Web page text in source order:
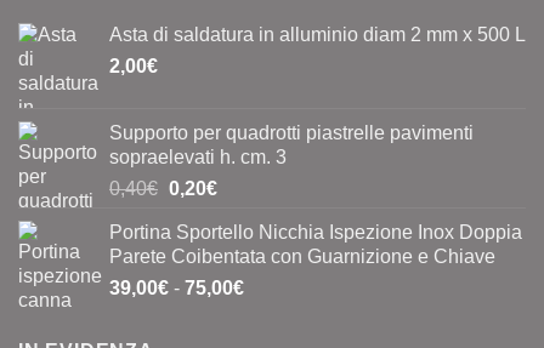
Asta di saldatura in alluminio diam 2 mm x 500 L
2,00€
Supporto per quadrotti piastrelle pavimenti
sopraelevati h. cm. 3
0,40€ Il
originale
era:
0,40€.
0,20€Il
attuale
è:
0,20€.
Portina Sportello Nicchia Ispezione Inox Doppia
Parete Coibentata con Guarnizione e Chiave
39,00€ - 75,00€Fascia